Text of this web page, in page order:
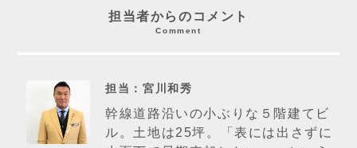
担当者からのコメント
Comment
担当：宮川和秀
幹線道路沿いの小ぶりな５階建てビ
ル。土地は25坪。「表には出さずに